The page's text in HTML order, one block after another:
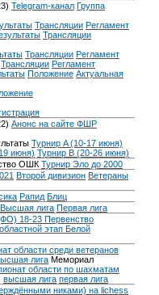
Telegram-канал Группа
Трансляции Регламент
Трансляции
Трансляции Регламент
Трансляции Регламент
Положение Актуальная
Анонс на сайте ФШР
Турнир A (10-17 июня)
июня) Турнир B (20-26 июня)
ОШК Турнир Эло до 2000
Второй дивизион Ветераны
Рапид Блиц
Высшая лига Первая лига
18-23 Первенство
этап Белой
области среди ветеранов
лига Мемориал
области по шахматам
высшая лига первая лига
никами) на lichess